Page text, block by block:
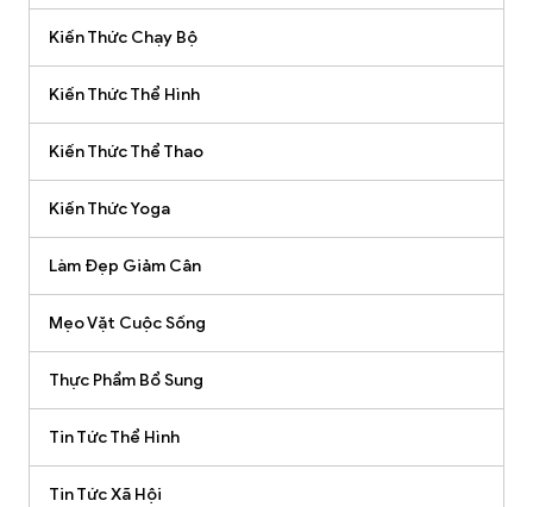
Kiến Thức Chạy Bộ
Kiến Thức Thể Hình
Kiến Thức Thể Thao
Kiến Thức Yoga
Làm Đẹp Giảm Cân
Mẹo Vặt Cuộc Sống
Thực Phẩm Bổ Sung
Tin Tức Thể Hình
Tin Tức Xã Hội